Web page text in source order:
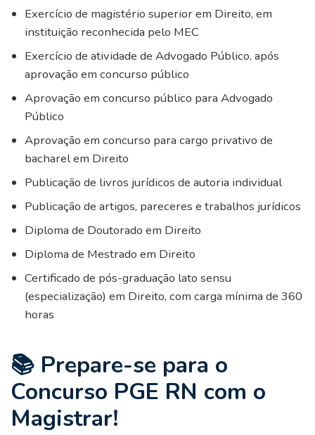
Exercício de magistério superior em Direito, em
instituição reconhecida pelo MEC
Exercício de atividade de Advogado Público, após
aprovação em concurso público
Aprovação em concurso público para Advogado
Público
Aprovação em concurso para cargo privativo de
bacharel em Direito
Publicação de livros jurídicos de autoria individual
Publicação de artigos, pareceres e trabalhos jurídicos
Diploma de Doutorado em Direito
Diploma de Mestrado em Direito
Certificado de pós-graduação lato sensu
(especialização) em Direito, com carga mínima de 360
horas
📚 Prepare-se para o
Concurso PGE RN com o
Magistrar!